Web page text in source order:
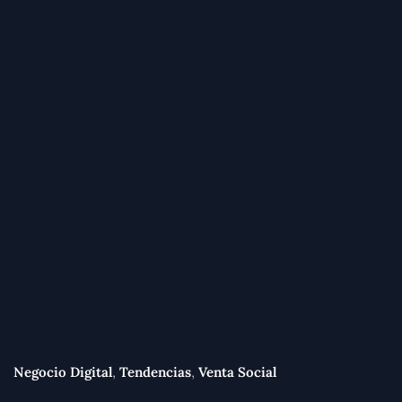
Negocio Digital, Tendencias, Venta Social